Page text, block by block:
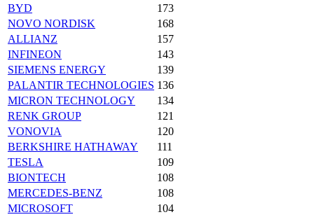
BYD
173
NOVO NORDISK
168
ALLIANZ
157
INFINEON
143
SIEMENS ENERGY
139
PALANTIR TECHNOLOGIES 136
MICRON TECHNOLOGY
134
RENK GROUP
121
VONOVIA
120
BERKSHIRE HATHAWAY
111
TESLA
109
BIONTECH
108
MERCEDES-BENZ
108
MICROSOFT
104